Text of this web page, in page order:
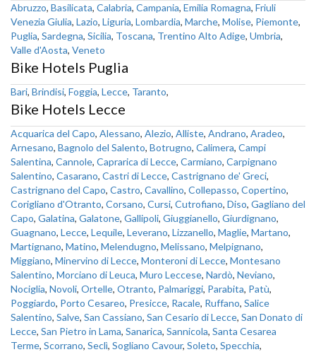
Abruzzo, Basilicata, Calabria, Campania, Emilia Romagna, Friuli
Venezia Giulia, Lazio, Liguria, Lombardia, Marche, Molise, Piemonte,
Puglia, Sardegna, Sicilia, Toscana, Trentino Alto Adige, Umbria,
Valle d'Aosta, Veneto
Bike Hotels Puglia
Bari, Brindisi, Foggia, Lecce, Taranto,
Bike Hotels Lecce
Acquarica del Capo, Alessano, Alezio, Alliste, Andrano, Aradeo,
Arnesano, Bagnolo del Salento, Botrugno, Calimera, Campi
Salentina, Cannole, Caprarica di Lecce, Carmiano, Carpignano
Salentino, Casarano, Castri di Lecce, Castrignano de' Greci,
Castrignano del Capo, Castro, Cavallino, Collepasso, Copertino,
Corigliano d'Otranto, Corsano, Cursi, Cutrofiano, Diso, Gagliano del
Capo, Galatina, Galatone, Gallipoli, Giuggianello, Giurdignano,
Guagnano, Lecce, Lequile, Leverano, Lizzanello, Maglie, Martano,
Martignano, Matino, Melendugno, Melissano, Melpignano,
Miggiano, Minervino di Lecce, Monteroni di Lecce, Montesano
Salentino, Morciano di Leuca, Muro Leccese, Nardò, Neviano,
Nociglia, Novoli, Ortelle, Otranto, Palmariggi, Parabita, Patù,
Poggiardo, Porto Cesareo, Presicce, Racale, Ruffano, Salice
Salentino, Salve, San Cassiano, San Cesario di Lecce, San Donato di
Lecce, San Pietro in Lama, Sanarica, Sannicola, Santa Cesarea
Terme, Scorrano, Seclì, Sogliano Cavour, Soleto, Specchia,